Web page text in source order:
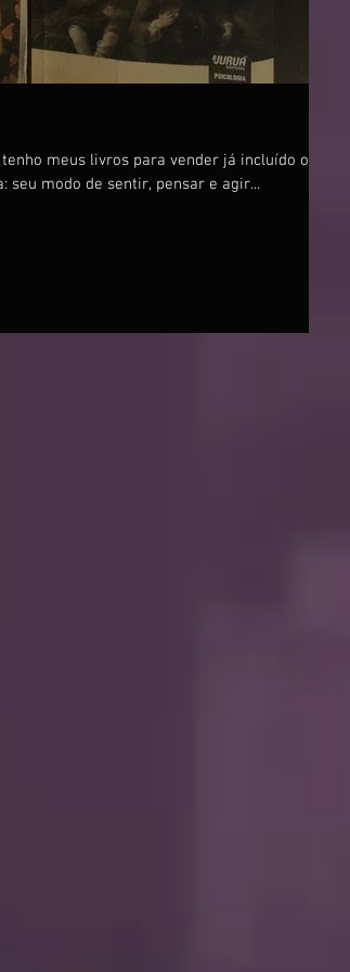
meus livros para vender já incluído o
seu modo de sentir, pensar e agir...